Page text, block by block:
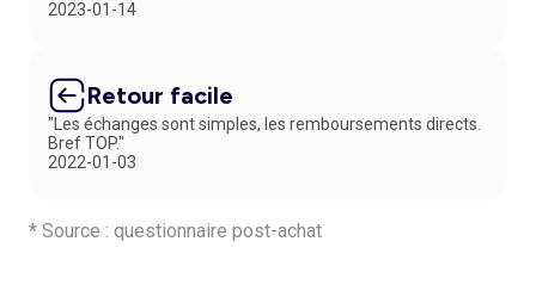
2023-01-14
Retour facile
"Les échanges sont simples, les remboursements directs.
Bref TOP."
2022-01-03
* Source : questionnaire post-achat